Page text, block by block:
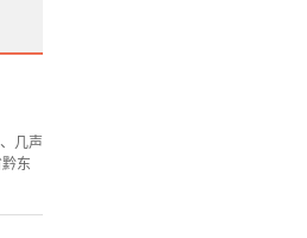
几声
东